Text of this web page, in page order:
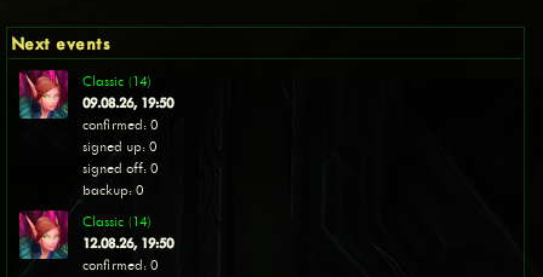
Next events
Classic (14)
09.08.26, 19:50
confirmed: 0
signed up: 0
signed off: 0
backup: 0
Classic (14)
12.08.26, 19:50
confirmed: 0